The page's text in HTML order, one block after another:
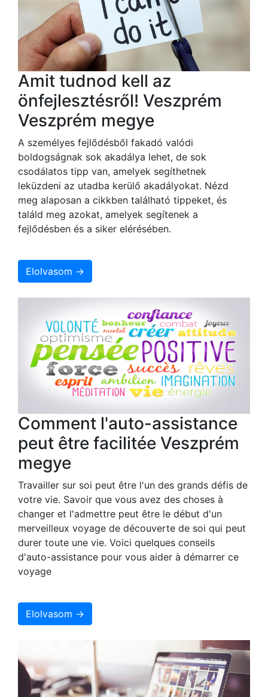
Amit tudnod kell az
önfejlesztésről! Veszprém
Veszprém megye
A személyes fejlődésből fakadó valódi
boldogságnak sok akadálya lehet, de sok
csodálatos tipp van, amelyek segíthetnek
leküzdeni az utadba kerülő akadályokat. Nézd
meg alaposan a cikkben található tippeket, és
találd meg azokat, amelyek segítenek a
fejlődésben és a siker elérésében.
Elolvasom →
Comment l'auto-assistance
peut être facilitée Veszprém
megye
Travailler sur soi peut être l'un des grands défis de
votre vie. Savoir que vous avez des choses à
changer et l'admettre peut être le début d'un
merveilleux voyage de découverte de soi qui peut
durer toute une vie. Voici quelques conseils
d'auto-assistance pour vous aider à démarrer ce
voyage
Elolvasom →